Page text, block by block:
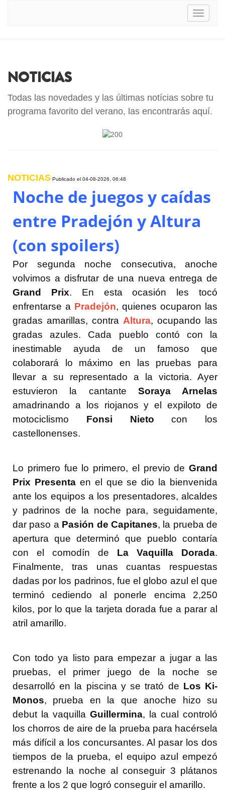
Toggle
NOTICIAS
Todas las novedades y las últimas notícias sobre tu
programa favorito del verano, las encontrarás aquí.
NOTICIAS Publicado el 04-08-2026, 06:48
Noche de juegos y caídas
entre Pradejón y Altura
(con spoilers)
Por segunda noche consecutiva, anoche
volvimos a disfrutar de una nueva entrega de
Grand Prix. En esta ocasión les tocó
enfrentarse a Pradejón, quienes ocuparon las
gradas amarillas, contra Altura, ocupando las
gradas azules. Cada pueblo contó con la
inestimable ayuda de un famoso que
colaborará lo máximo en las pruebas para
llevar a su representado a la victoria. Ayer
estuvieron la cantante Soraya Arnelas
amadrinando a los riojanos y el expiloto de
motociclismo Fonsi Nieto con los
castellonenses.
Lo primero fue lo primero, el previo de Grand
Prix Presentaen el que se dio la bienvenida
ante los equipos a los presentadores, alcaldes
y padrinos de la noche para, seguidamente,
dar paso a Pasión de Capitanes, la prueba de
apertura que determinó que pueblo contaría
con el comodín de La Vaquilla Dorada.
Finalmente, tras unas cuantas respuestas
dadas por los padrinos, fue el globo azul el que
terminó cediendo al ponerle encima 2,250
kilos, por lo que la tarjeta dorada fue a parar al
atril amarillo.
Con todo ya listo para empezar a jugar a las
pruebas, el primer juego de la noche se
desarrolló en la piscina y se trató de Los Ki-
Monos, prueba en la que anoche hizo su
debut la vaquilla Guillermina, la cual controló
los chorros de aire de la prueba para hacérsela
más difícil a los concursantes. Al pasar los dos
tiempos de la prueba, el equipo azul empezó
estrenando la noche al conseguir 3 plátanos
frente a los 2 que logró conseguir el amarillo.